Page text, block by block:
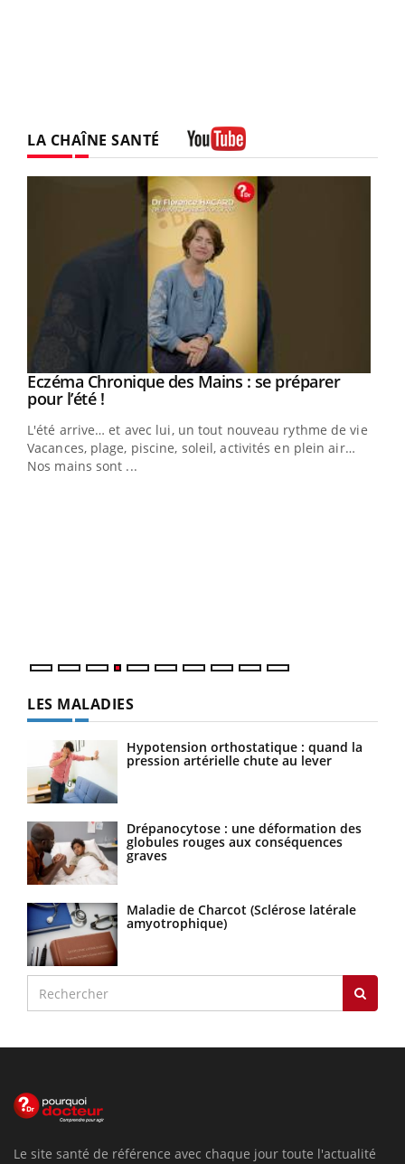
LA CHAÎNE SANTÉ
Youtube
Eczéma Chronique des Mains : se préparer
pour l’été !Youtube
L'été arrive… et avec lui, un tout nouveau rythme de vie !
Vacances, plage, piscine, soleil, activités en plein air…
Nos mains sont ...
LES MALADIES
Hypotension orthostatique : quand la
pression artérielle chute au lever
Drépanocytose : une déformation des
globules rouges aux conséquences
graves
Maladie de Charcot (Sclérose latérale
amyotrophique)
Le site santé de référence avec chaque jour toute l'actualité